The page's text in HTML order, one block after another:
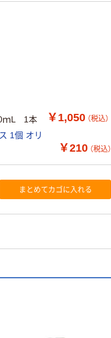
ｍL 1本 ￥1,050 （税込）
1個 オリ
￥210 （税込）
まとめてカゴに入れる